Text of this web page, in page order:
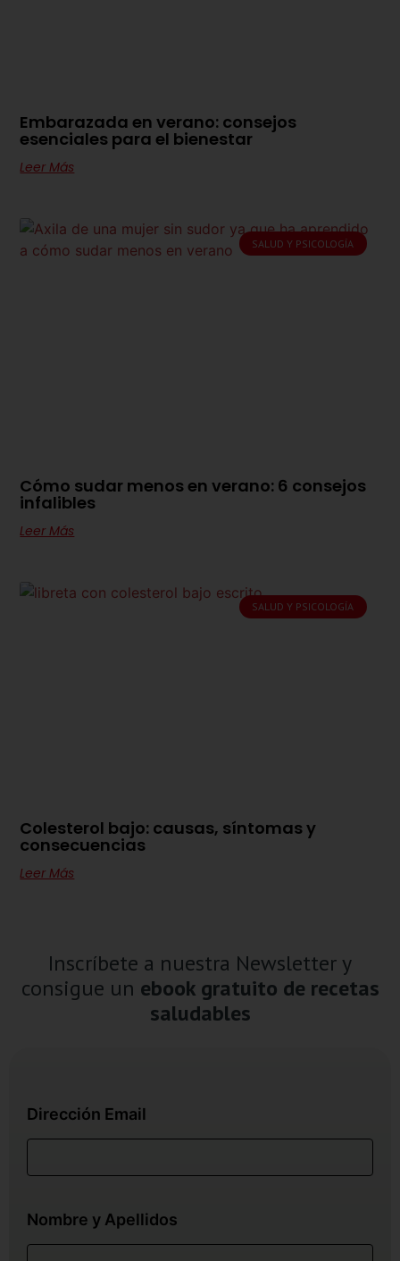
Embarazada en verano: consejos
esenciales para el bienestar
Leer Más
SALUD Y PSICOLOGÍA
Cómo sudar menos en verano: 6 consejos
infalibles
Leer Más
SALUD Y PSICOLOGÍA
Colesterol bajo: causas, síntomas y
consecuencias
Leer Más
Inscríbete a nuestra Newsletter y
consigue un ebook gratuito de recetas
saludables
Dirección Email
Nombre y Apellidos